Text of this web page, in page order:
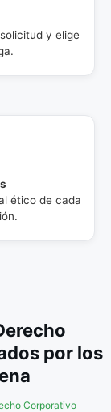
y elige
ético de cada
por los
Corporativo